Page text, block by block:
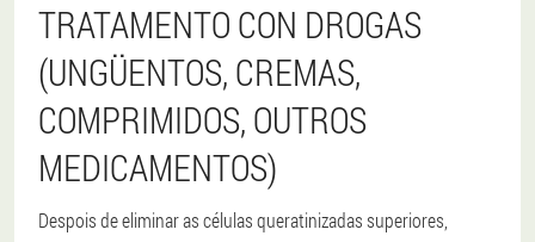
TRATAMENTO CON DROGAS
(UNGÜENTOS, CREMAS,
COMPRIMIDOS, OUTROS
MEDICAMENTOS)
Despois de eliminar as células queratinizadas superiores,